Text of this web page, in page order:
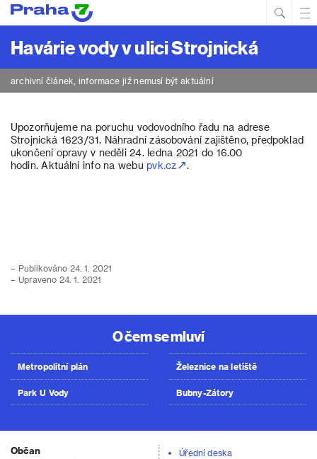
Havárie vody v ulici Strojnická
archivní článek, informace již nemusí být aktuální
Upozorňujeme na poruchu vodovodního řadu na adrese
Strojnická 1623/31. Náhradní zásobování zajištěno, předpoklad
ukončení opravy v neděli 24. ledna 2021 do 16.00
hodin. Aktuální info na webu pvk.cz .
– Publikováno 24. 1. 2021
– Upraveno 24. 1. 2021
O čem se mluví
Metropolitní plán
Park U Vody
Železnice na letiště
Bubny-Zátory
Občan
Úřední deska